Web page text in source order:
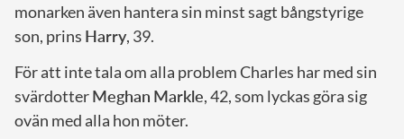
monarken även hantera sin minst sagt bångstyrige
son, prins Harry, 39.
För att inte tala om alla problem Charles har med sin
svärdotterMeghan Markle, 42, som lyckas göra sig
ovän med alla hon möter.